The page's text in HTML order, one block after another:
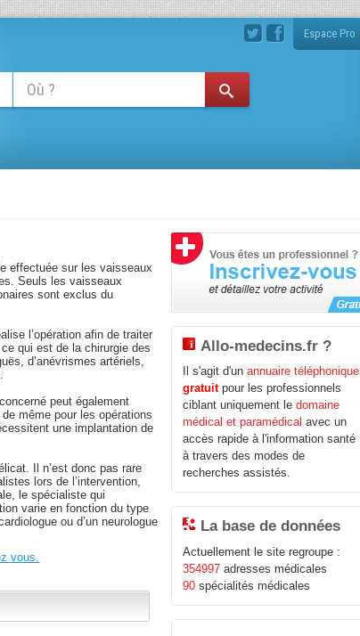
Espace Pro
effectuée sur les vaisseaux
Seuls les vaisseaux
sont exclus du
l’opération afin de traiter
qui est de la chirurgie des
d’anévrismes artériels,
peut également
même pour les opérations
une implantation de
Il n’est donc pas rare
lors de l’intervention,
le spécialiste qui
varie en fonction du type
ou d’un neurologue
vous.
Allo-medecins.fr ?
Il s'agit d'unannuaire téléphonique
gratuitpour les professionnels
ciblant uniquement ledomaine
médical et paramédical avec un
accès rapide à l'information santé
à travers des modes de
recherches assistés.
La base de données
Actuellement le site regroupe :
354997 adresses médicales
90 spécialités médicales